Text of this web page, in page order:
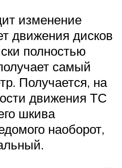
изменение
движения дисков
полностью
самый
Получается, на
движения ТС
шкива
наоборот,